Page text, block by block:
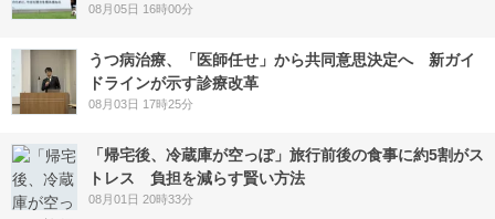
08月05日 16時00分
うつ病治療、「医師任せ」から共同意思決定へ 新ガイ
ドラインが示す診療改革
08月03日 17時25分
「帰宅後、冷蔵庫が空っぽ」旅行前後の食事に約5割がス
トレス 負担を減らす賢い方法
08月01日 20時33分